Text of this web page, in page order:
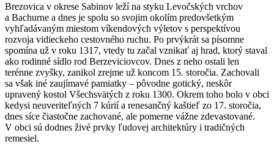
Brezovica v okrese Sabinov leží na styku Levočských vrchov
a Bachurne a dnes je spolu so svojim okolím predovšetkým
vyhľadávaným miestom víkendových výletov s perspektívou
rozvoja vidieckeho cestovného ruchu. Po prvýkrát sa písomne
spomína už v roku 1317, vtedy tu začal vznikať aj hrad, ktorý staval
ako rodinné sídlo rod Berzeviciovcov. Dnes z neho ostali len
terénne zvyšky, zanikol zrejme už koncom 15. storočia. Zachovali
sa však iné zaujímavé pamiatky – pôvodne gotický, neskôr
upravený kostol Všechsvätých z roku 1300. Okrem toho bolo v obci
kedysi neuveriteľných 7 kúrií a renesančný kaštieľ zo 17. storočia,
dnes síce čiastočne zachované, ale pomerne vážne zdevastované.
V obci sú dodnes živé prvky ľudovej architektúry i tradičných
remesiel.